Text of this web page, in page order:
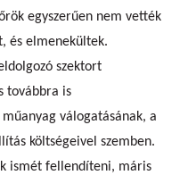
egyszerűen nem vették
és elmenekültek.
szektort
továbbra is
válogatásának, a
költségeivel szemben.
ismét fellendíteni, máris